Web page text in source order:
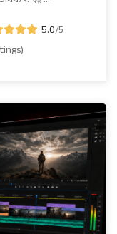
5.0/5